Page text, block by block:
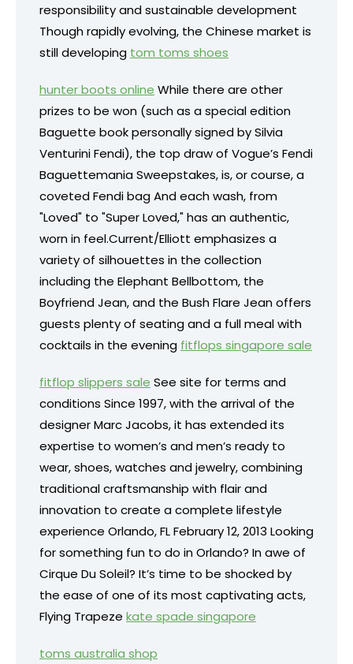
responsibility and sustainable development
Though rapidly evolving, the Chinese market is
still developing tom toms shoes
hunter boots online While there are other
prizes to be won (such as a special edition
Baguette book personally signed by Silvia
Venturini Fendi), the top draw of Vogue’s Fendi
Baguettemania Sweepstakes, is, or course, a
coveted Fendi bag And each wash, from
"Loved" to "Super Loved," has an authentic,
worn in feel.Current/Elliott emphasizes a
variety of silhouettes in the collection
including the Elephant Bellbottom, the
Boyfriend Jean, and the Bush Flare Jean offers
guests plenty of seating and a full meal with
cocktails in the evening fitflops singapore sale
fitflop slippers sale See site for terms and
conditions Since 1997, with the arrival of the
designer Marc Jacobs, it has extended its
expertise to women’s and men’s ready to
wear, shoes, watches and jewelry, combining
traditional craftsmanship with flair and
innovation to create a complete lifestyle
experience Orlando, FL February 12, 2013 Looking
for something fun to do in Orlando? In awe of
Cirque Du Soleil? It’s time to be shocked by
the ease of one of its most captivating acts,
Flying Trapeze kate spade singapore
toms australia shop